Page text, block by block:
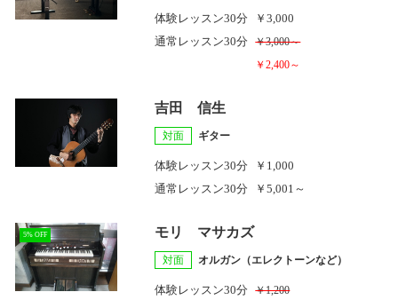
体験レッスン30分
￥3,000
通常レッスン30分
￥3,000～
￥2,400～
吉田 信生
対面 ギター
体験レッスン30分
￥1,000
通常レッスン30分 ￥5,001～
5% OFF モリ マサカズ
対面 オルガン（エレクトーンなど）
体験レッスン30分 ￥1,200